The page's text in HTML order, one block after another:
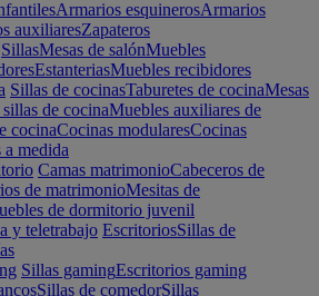
Armarios esquinerosArmarios
auxiliaresZapateros
SillasMesas de salónMuebles
EstanteriasMuebles recibidores
Sillas de cocinasTaburetes de cocinaMesas
de cocinaMuebles auxiliares de
cocinaCocinas modularesCocinas
a medida
Camas matrimonioCabeceros de
de matrimonioMesitas de
de dormitorio juvenil
y teletrabajo EscritoriosSillas de
Sillas gamingEscritorios gaming
Sillas de comedorSillas